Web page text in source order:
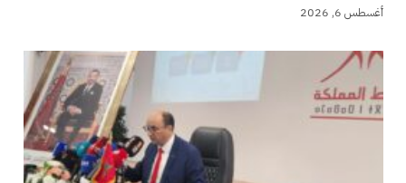
أغسطس 6, 2026